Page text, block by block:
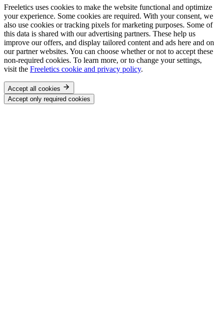
Freeletics uses cookies to make the website functional and optimize
your experience. Some cookies are required. With your consent, we
also use cookies or tracking pixels for marketing purposes. Some of
this data is shared with our advertising partners. These help us
improve our offers, and display tailored content and ads here and on
our partner websites. You can choose whether or not to accept these
non-required cookies. To learn more, or to change your settings,
visit the Freeletics cookie and privacy policy.
Accept all cookies
Accept only required cookies